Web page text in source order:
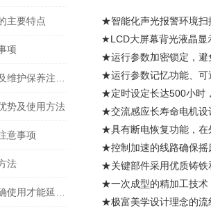
主要特点
项
势及使用方法
意事项
法
★智能化声光报警环境扫
★LCD大屏幕背光液晶显
★运行参数加密锁定，避
★运行参数记忆功能、可
★定时设定长达500小时
★交流感应长寿命电机设
★具有断电恢复功能，在
★控制加速的线路确保摇
★关键部件采用优质铸铁
★一次成型的精加工技术
★极富美学设计理念的流